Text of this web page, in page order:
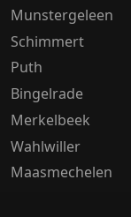
Munstergeleen
Schimmert
Puth
Bingelrade
Merkelbeek
Wahlwiller
Maasmechelen